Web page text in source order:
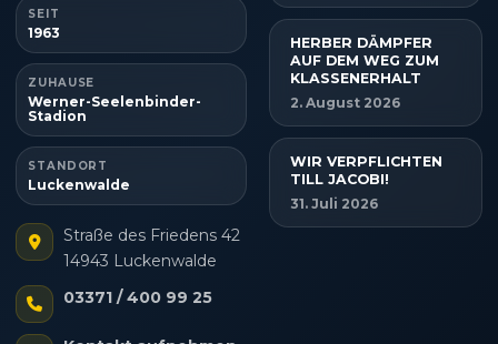
SEIT
1963
ZUHAUSE
Werner-Seelenbinder-
Stadion
STANDORT
Luckenwalde
Straße des Friedens 42
14943 Luckenwalde
03371 / 400 99 25
HERBER DÄMPFER
AUF DEM WEG ZUM
KLASSENERHALT
2. August 2026
WIR VERPFLICHTEN
TILL JACOBI!
31. Juli 2026